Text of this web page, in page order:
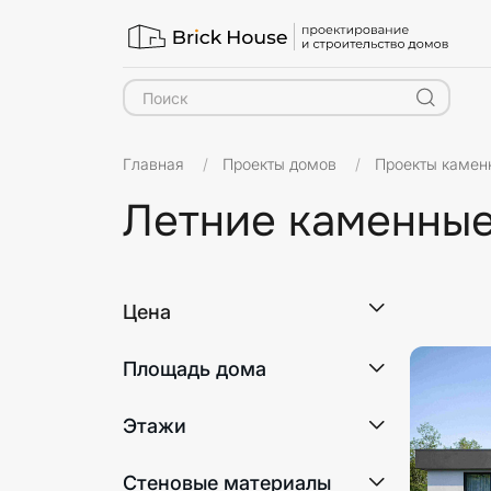
Главная Проекты домов Проекты
Летние
Цена
Площадь дома
Этажи
Стеновые материалы